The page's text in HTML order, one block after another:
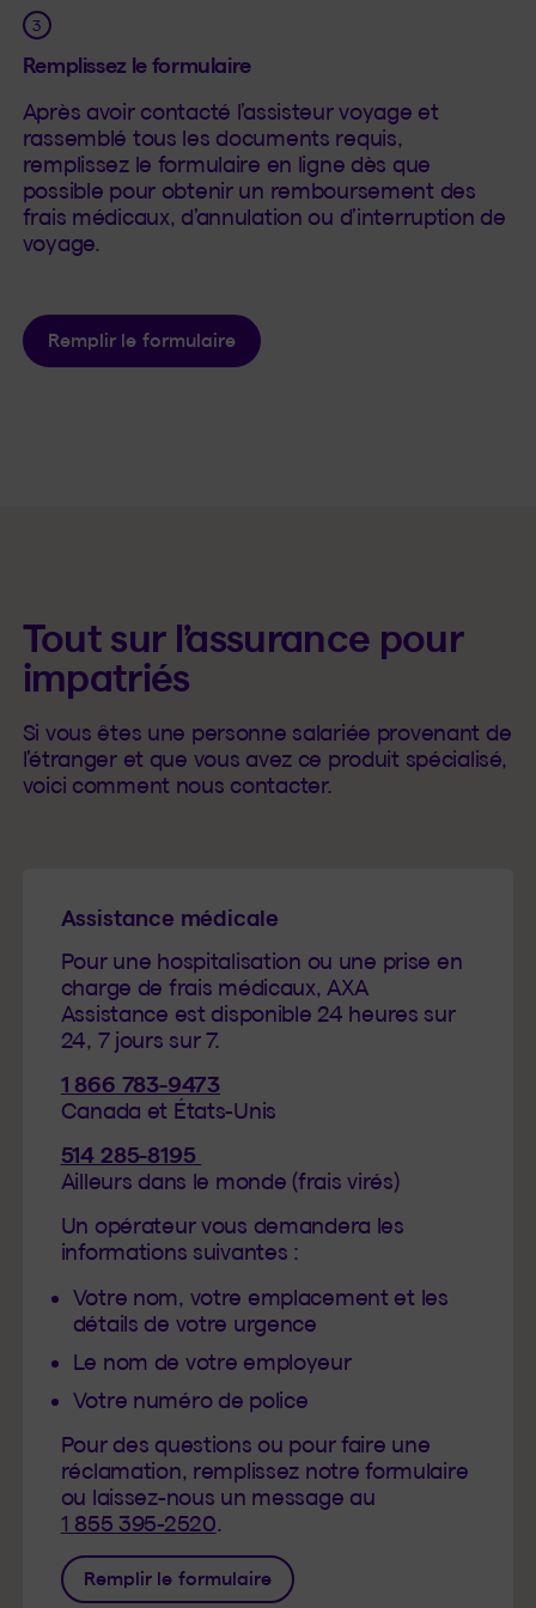
Remplissez le formulaire
Après avoir contacté l’assisteur voyage et
rassemblé tous les documents requis,
remplissez le formulaire en ligne dès que
possible pour obtenir un remboursement des
frais médicaux, d’annulation ou d’interruption de
voyage.
Remplir le formulaire
Tout sur l’assurance pour
impatriés
Si vous êtes une personne salariée provenant de
l’étranger et que vous avez ce produit spécialisé,
voici comment nous contacter.
Assistance médicale
Pour une hospitalisation ou une prise en
charge de frais médicaux, AXA
Assistance est disponible 24 heures sur
24, 7 jours sur 7.
1 866 783-9473
Canada et États-Unis
514 285-8195
Ailleurs dans le monde (frais virés)
Un opérateur vous demandera les
informations suivantes :
Votre nom, votre emplacement et les
détails de votre urgence
Le nom de votre employeur
Votre numéro de police
Pour des questions ou pour faire une
réclamation, remplissez notre formulaire
ou laissez-nous un message au
1 855 395-2520.
Remplir le formulaire